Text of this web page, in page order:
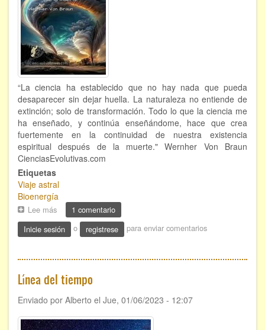
“La ciencia ha establecido que no hay nada que pueda
desaparecer sin dejar huella. La naturaleza no entiende de
extinción; solo de transformación. Todo lo que la ciencia me
ha enseñado, y continúa enseñándome, hace que crea
fuertemente en la continuidad de nuestra existencia
espiritual después de la muerte." Wernher Von Braun
CienciasEvolutivas.com
Etiquetas
Viaje astral
Bioenergía
Lee más sobre
No
sin
1 comentario
Inicie sesión
o registrese para enviar comentarios
Línea del tiempo
Enviado por Alberto el Jue, 01/06/2023 - 12:07